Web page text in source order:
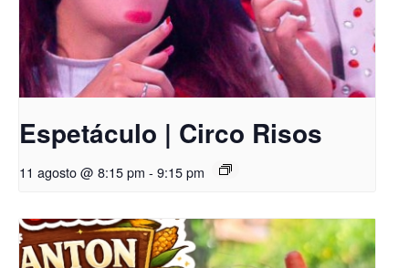
Espetáculo | Circo Risos
11 agosto @ 8:15 pm - 9:15 pm